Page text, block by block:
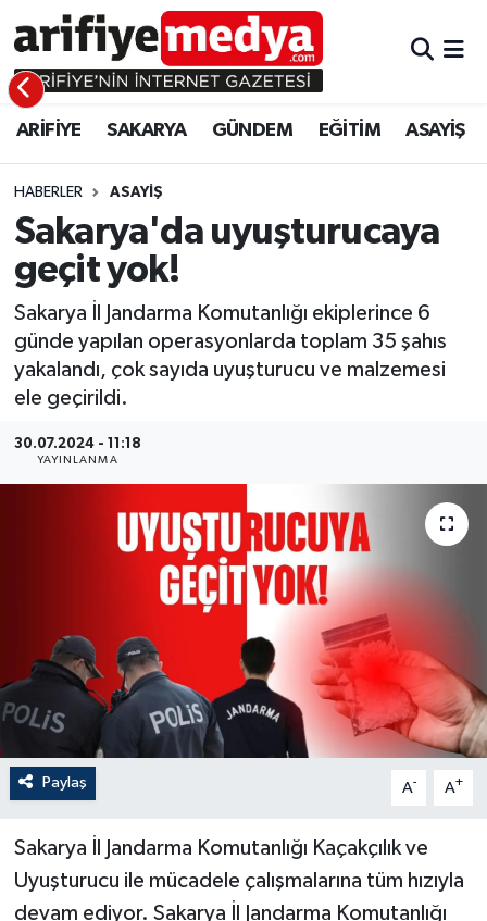
ARİFİYE SAKARYA GÜNDEM EĞİTİM ASAYİŞ
HABERLER ASAYİŞ
Sakarya'da uyuşturucaya
geçit yok!
Sakarya İl Jandarma Komutanlığı ekiplerince 6
günde yapılan operasyonlarda toplam 35 şahıs
yakalandı, çok sayıda uyuşturucu ve malzemesi
ele geçirildi.
30.07.2024 - 11:18
YAYINLANMA
Paylaş A- A+
Sakarya İl Jandarma Komutanlığı Kaçakçılık ve
Uyuşturucu ile mücadele çalışmalarına tüm hızıyla
devam ediyor. Sakarya İl Jandarma Komutanlığı
ARİFİYE
SAKARYA
GÜNDEM
EĞİTİM
ASAYİŞ
EKONOMİ
ARİFİYE
GÜNDEM
EĞİTİM
EKONOMİ
ASAYİŞ
Sakarya Hava Durumu
Sakarya Namaz Vakitleri
Sakarya Trafik Yoğunluk Haritası
Süper Lig Puan Durumu ve Fikstür
Tüm Manşetler
Son Dakika Haberleri